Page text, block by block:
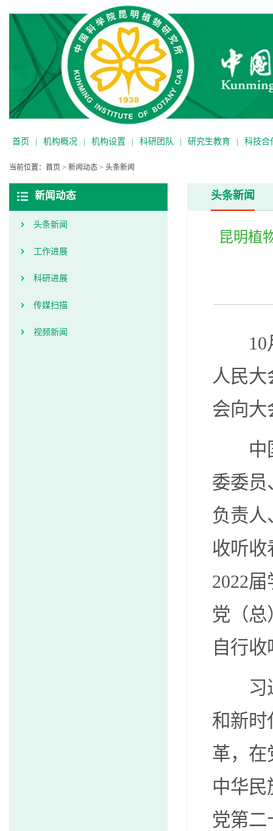
首页 | 机构概况 | 机构设置 | 科研团队 | 研究生教育 | 科技合
当前位置： 首页 > 新闻动态 > 头条新闻
新闻动态
头条新闻
工作进展
科研进展
传媒扫描
视频新闻
头条新闻
昆明植
10月
人民大
会向
中国
委委员
负责人
收听收
2022
党（总
自行
习近
和新时
革，在
中华
党第二